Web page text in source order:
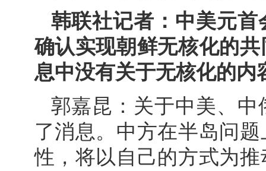
韩联社记者：中美元
确认实现朝鲜无核化的
息中没有关于无核化的内
郭嘉昆：关于中美、
了消息。中方在半岛问
性，将以自己的方式为